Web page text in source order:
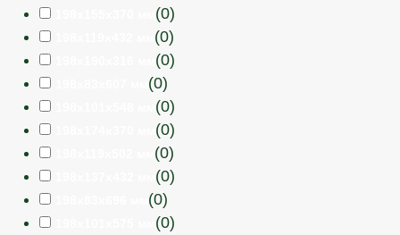
(0)
(0)
(0)
(0)
(0)
(0)
(0)
(0)
(0)
(0)